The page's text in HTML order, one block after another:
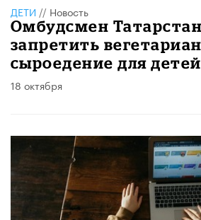
ДЕТИ // Новость
Омбудсмен
запретить
сыроедение для детей
18 октября